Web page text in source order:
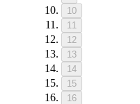
10
11
12
13
14
15
16